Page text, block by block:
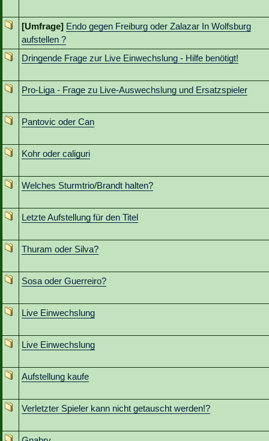
[Umfrage] Endo gegen Freiburg oder Zalazar In Wolfsburg
aufstellen ?
Dringende Frage zur Live Einwechslung - Hilfe benötigt!
Pro-Liga - Frage zu Live-Auswechslung und Ersatzspieler
Pantovic oder Can
Kohr oder caliguri
Welches Sturmtrio/Brandt halten?
Letzte Aufstellung für den Titel
Thuram oder Silva?
Sosa oder Guerreiro?
Live Einwechslung
Live Einwechslung
Aufstellung kaufe
Verletzter Spieler kann nicht getauscht werden!?